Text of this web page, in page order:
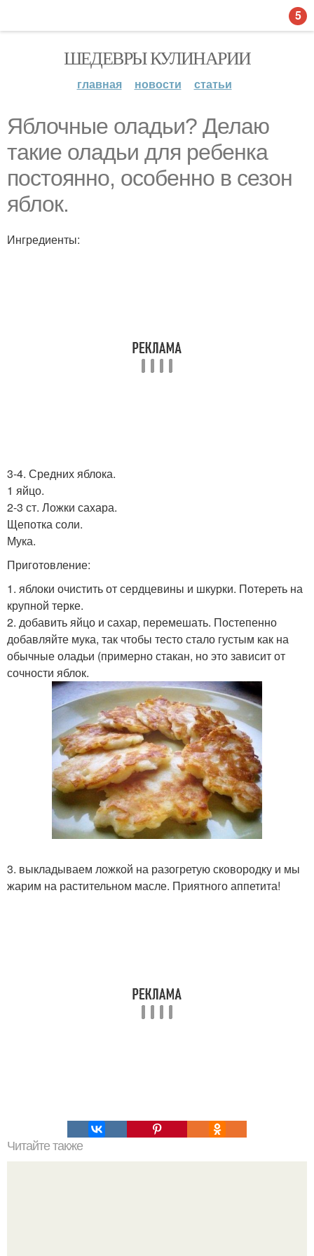
ШЕДЕВРЫ КУЛИНАРИИ
главная новости статьи
Яблочные оладьи? Делаю
такие оладьи для ребенка
постоянно, особенно в сезон
яблок.
Ингредиенты:
3-4. Средних яблока.
1 яйцо.
2-3 ст. Ложки сахара.
Щепотка соли.
Мука.
Приготовление:
1. яблоки очистить от сердцевины и шкурки. Потереть на
крупной терке.
2. добавить яйцо и сахар, перемешать. Постепенно
добавляйте мука, так чтобы тесто стало густым как на
обычные оладьи (примерно стакан, но это зависит от
сочности яблок.
3. выкладываем ложкой на разогретую сковородку и мы
жарим на растительном масле. Приятного аппетита!
Читайте также
5